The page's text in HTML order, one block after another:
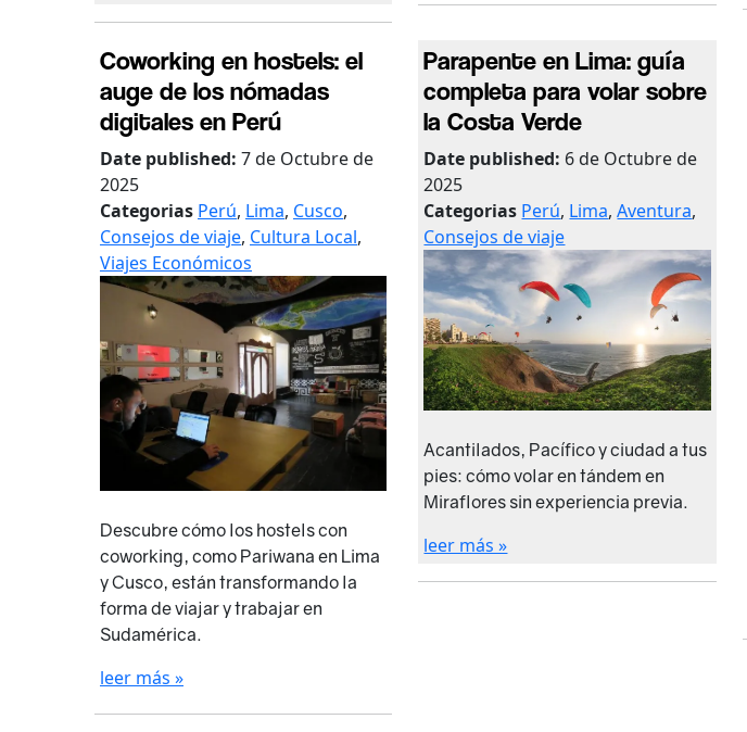
Coworking en hostels: el
auge de los nómadas
digitales en Perú
Date published: 7 de Octubre de
2025
Categorias Perú, Lima, Cusco,
Consejos de viaje, Cultura Local,
Viajes Económicos
Descubre cómo los hostels con
coworking, como Pariwana en Lima
y Cusco, están transformando la
forma de viajar y trabajar en
Sudamérica.
leer más »
Parapente en Lima: guía
completa para volar sobre
la Costa Verde
Date published: 6 de Octubre de
2025
Categorias Perú, Lima,Aventura,
Consejos de viaje
Acantilados, Pacífico y ciudad a tus
pies: cómo volar en tándem en
Miraflores sin experiencia previa.
leer más »